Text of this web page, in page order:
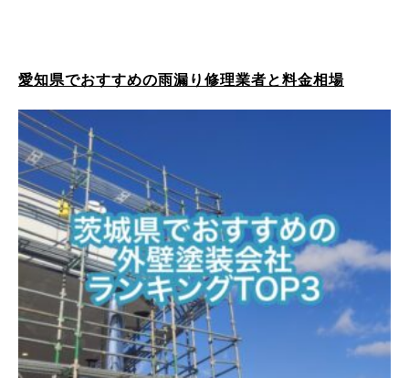
愛知県でおすすめの雨漏り修理業者と料金相場